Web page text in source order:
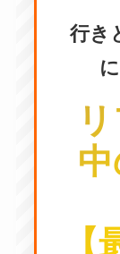
行き